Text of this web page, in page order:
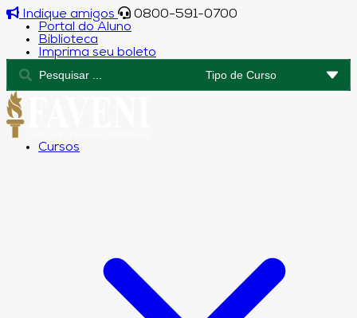
Indique amigos
0800-591-0700
Portal do Aluno
Biblioteca
Imprima seu boleto
Cursos